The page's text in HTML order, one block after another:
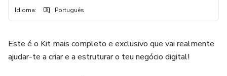
Idioma: Português
Este é o Kit mais completo e exclusivo que vai realmente
ajudar-te a criar e a estruturar o teu negócio digital!